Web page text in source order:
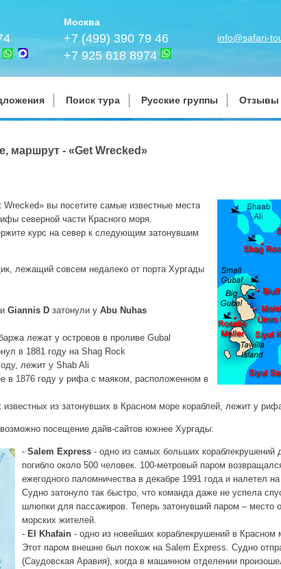
Москва
+7 (499) 390 79 46
+7 925 618 8974
info@safari-
Поиск тура Русские группы Отзывы
маршрут - «Get Wrecked»
вы посетите самые известные места
северной части Красного моря.
курс на север к следующим затонувшим
лежащий совсем недалеко от порта Хургады
и Giannis D затонули у Abu Nuhas
лежат у островов в проливе Gubal
в 1881 году на Shag Rock
лежит у Shab Ali
в 1876 году у рифа с маяком, расположенном в
из затонувших в Красном море кораблей, лежит у
посещение дайв-сайтов южнее Хургады:
- Salem Express - одно из самых больших кораблекрушений
погибло около 500 человек. 100-метровый паром
ежегодного паломничества в декабре 1991 года и налетел
Судно затонуло так быстро, что команда даже не успела
шлюпки для пассажиров. Теперь затонувший паром – место
морских жителей.
- El Khafain - одно из новейших кораблекрушений в
Этот паром внешне был похож на Salem Express. Судно
(Саудовская Аравия), когда в машинном отделении